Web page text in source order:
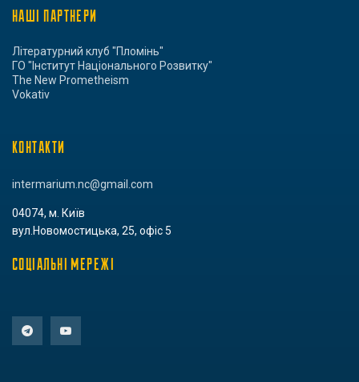
НАШІ ПАРТНЕРИ
Літературний клуб "Пломінь"
ГО "Інститут Національного Розвитку"
The New Prometheism
Vokativ
КОНТАКТИ
intermarium.nc@gmail.com
04074, м. Київ
вул.Новомостицька, 25, офіс 5
СОЦІАЛЬНІ МЕРЕЖІ